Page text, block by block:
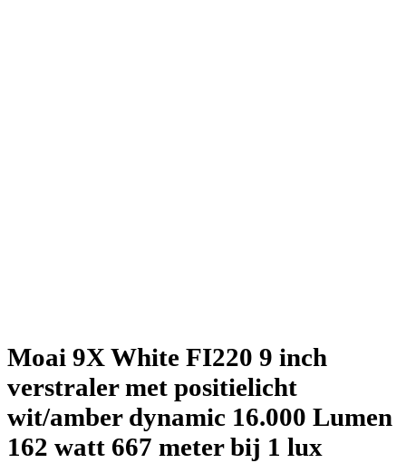
Moai 9X White FI220 9 inch
verstraler met positielicht
wit/amber dynamic 16.000 Lumen
162 watt 667 meter bij 1 lux